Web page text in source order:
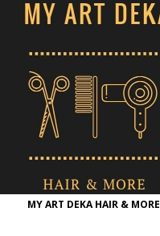
MY ART DEKA HAIR & MORE